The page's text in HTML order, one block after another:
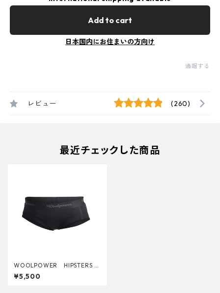
Add to cart
日本国内にお住まいの方向け
通報する
レビュー (260)
最近チェックした商品
WOOLPOWER HIPSTERS LI
TE (W's)
¥5,500